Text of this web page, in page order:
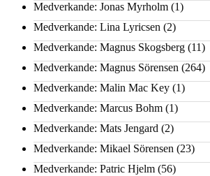
Medverkande: Jonas Myrholm (1)
Medverkande: Lina Lyricsen (2)
Medverkande: Magnus Skogsberg (11)
Medverkande: Magnus Sörensen (264)
Medverkande: Malin Mac Key (1)
Medverkande: Marcus Bohm (1)
Medverkande: Mats Jengard (2)
Medverkande: Mikael Sörensen (23)
Medverkande: Patric Hjelm (56)